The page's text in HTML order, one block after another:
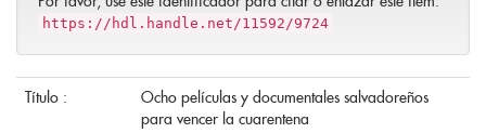
https://hdl.handle.net/11592/9724
Título :
Ocho películas y documentales salvadoreños
para vencer la cuarentena